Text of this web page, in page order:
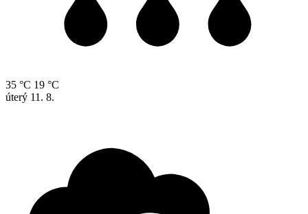
35 °C 19 °C
úterý 11. 8.